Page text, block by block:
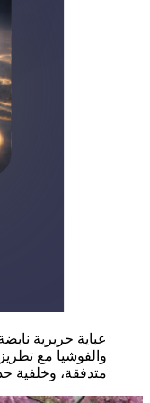
عباية حريرية
والفوشيا مع
متدفقة، وخلفية